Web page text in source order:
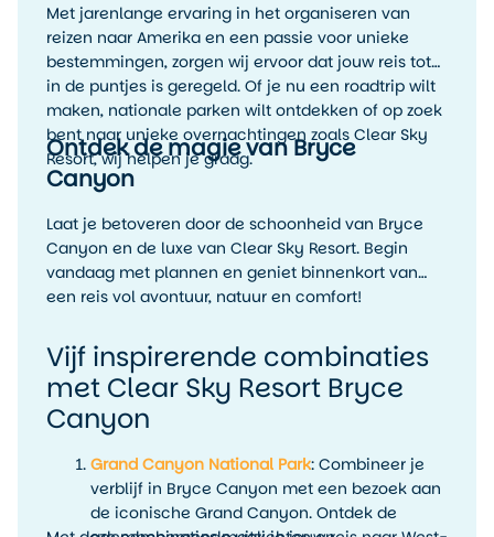
Met jarenlange ervaring in het organiseren van
reizen naar Amerika en een passie voor unieke
bestemmingen, zorgen wij ervoor dat jouw reis tot
in de puntjes is geregeld. Of je nu een roadtrip wilt
maken, nationale parken wilt ontdekken of op zoek
bent naar unieke overnachtingen zoals Clear Sky
Resort, wij helpen je graag.
Ontdek de magie van Bryce
Canyon
Laat je betoveren door de schoonheid van Bryce
Canyon en de luxe van Clear Sky Resort. Begin
vandaag met plannen en geniet binnenkort van
een reis vol avontuur, natuur en comfort!
Vijf inspirerende combinaties
met Clear Sky Resort Bryce
Canyon
Grand Canyon National Park: Combineer je
verblijf in Bryce Canyon met een bezoek aan
de iconische Grand Canyon. Ontdek de